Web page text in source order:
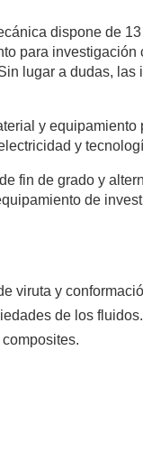
dispone de
para
lugar a dudas,
y
y
fin de grado y
de
viruta y
de los fluidos.